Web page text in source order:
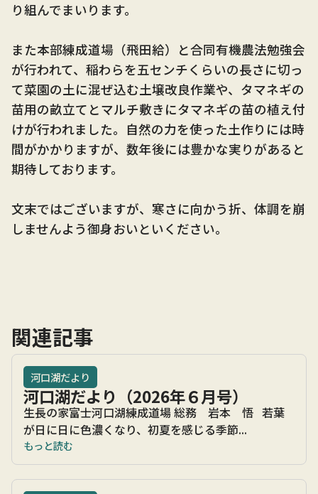
り組んでまいります。
また本部練成道場（飛田給）と合同有機農法勉強会
が行われて、稲わらを五センチくらいの長さに切っ
て菜園の土に混ぜ込む土壌改良作業や、タマネギの
苗用の畝立てとマルチ敷きにタマネギの苗の植え付
けが行われました。自然の力を使った土作りには時
間がかかりますが、数年後には豊かな実りがあると
期待しております。
文末ではございますが、寒さに向かう折、体調を崩
しませんよう御身おいといください。
関連記事
河口湖だより
河口湖だより（2026年６月号）
生長の家富士河口湖練成道場 総務 岩本 悟 若葉
が日に日に色濃くなり、初夏を感じる季節...
もっと読む